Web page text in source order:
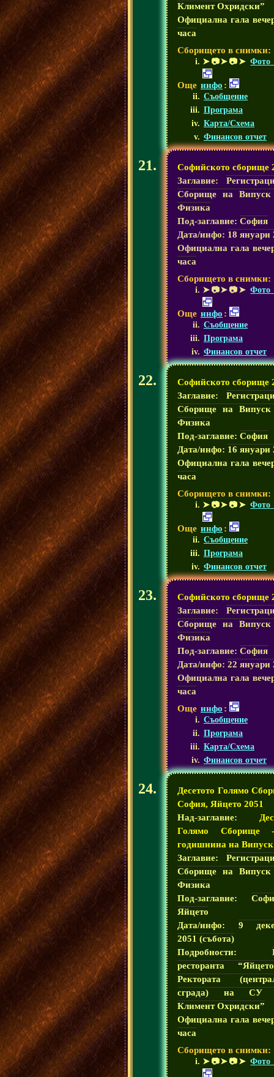
Климент Охридски”
Официална гала
часа
Сборището в снимки:
➤📷➤📷➤ Фото
Още инфо :
Съобщение
Програма
Карта/Схема
Финансов отчет
Софийското сборище
Заглавие:
Сборище на Випуск
Физика
Под-заглавие: София
Дата/инфо: 18 януари
Официална гала
часа
Сборището в снимки:
➤📷➤📷➤ Фото
Още инфо :
Съобщение
Програма
Финансов отчет
Софийското сборище
Заглавие:
Сборище на Випуск
Физика
Под-заглавие: София
Дата/инфо: 16 януари
Официална гала
часа
Сборището в снимки:
➤📷➤📷➤ Фото
Още инфо :
Съобщение
Програма
Финансов отчет
Софийското сборище
Заглавие:
Сборище на Випуск
Физика
Под-заглавие: София
Дата/инфо: 22 януари
Официална гала
часа
Още инфо :
Съобщение
Програма
Карта/Схема
Финансов отчет
Десетото Голямо
София, Яйцето 2051
Над-заглавие:
Голямо Сборище
годишнина на Випуск
Заглавие:
Сборище на Випуск
Физика
Под-заглавие:
Яйцето
Дата/инфо: 9
2051 (събота)
Подробности:
ресторанта
Ректората
сграда) на СУ
Климент Охридски”
Официална гала
часа
Сборището в снимки:
➤📷➤📷➤ Фото